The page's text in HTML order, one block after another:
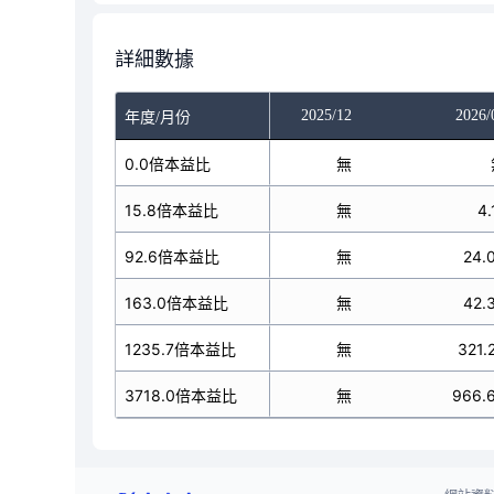
詳細數據
年度/月份
2025/11 2025/12 2026/
0.0倍本益比
15.8倍本益比
92.6倍本益比
163.0倍本益比
1235.7倍本益比
3718.0倍本益比
無 無
無 無
無 無
無 無
無 無
無 無